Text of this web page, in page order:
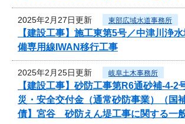
2025年2月27日更新 東部広域水道事務所
【建設工事】施工東第5号／中津川浄
備専用線IWAN移行工事
2025年2月25日更新 岐阜土木事務所
【建設工事】砂防工事第R6通砂補-4-
災・安全交付金（通常砂防事業）（国
債】宮谷 砂防えん堤工事に関する一